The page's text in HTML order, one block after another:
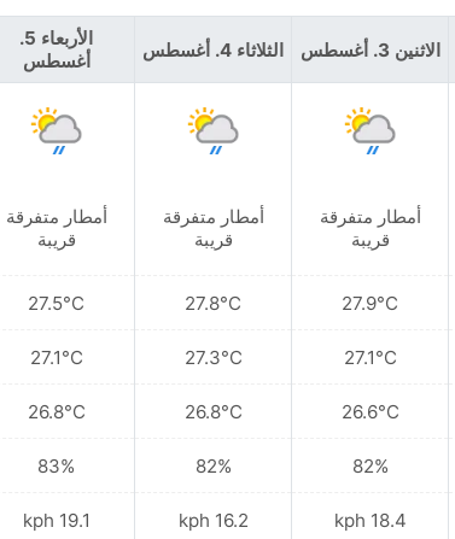
الاثنين 3. أغسطس
أمطار متفرقة
قريبة
27.9°C
27.1°C
26.6°C
82%
18.4 kph
الثلاثاء 4. أغسطس
أمطار متفرقة
قريبة
27.8°C
27.3°C
26.8°C
82%
16.2 kph
الأربعاء 5.
أغسطس
أمطار متفرقة
قريبة
27.5°C
27.1°C
26.8°C
83%
19.1 kph